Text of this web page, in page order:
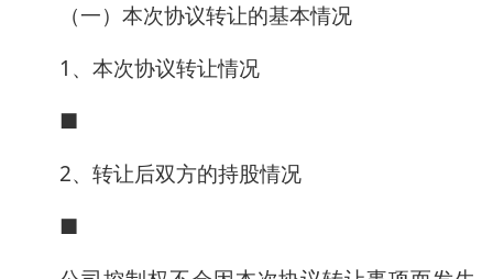
（一）本次协议转让的基本情况
1、本次协议转让情况
■
2、转让后双方的持股情况
■